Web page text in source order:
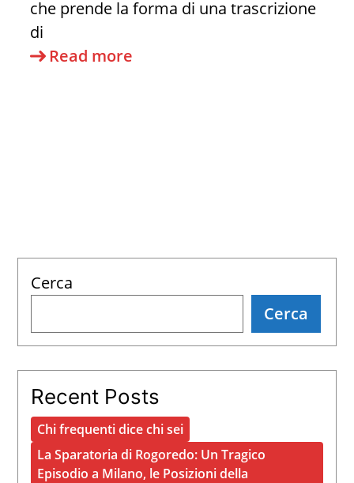
che prende la forma di una trascrizione
di
Read more
Cerca
Cerca
Recent Posts
Chi frequenti dice chi sei
La Sparatoria di Rogoredo: Un Tragico
Episodio a Milano, le Posizioni della